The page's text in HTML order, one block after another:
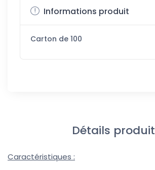
Informations produit
Carton de 100
Détails produit
Caractéristiques :